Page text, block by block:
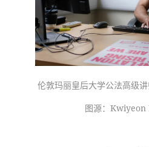
伦敦玛丽皇后大学公法高级
图源：Kwiyeon